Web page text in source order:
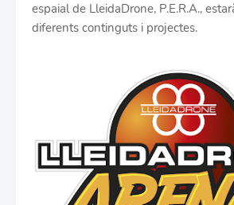
espaial de LleidaDrone, P.E.R.A.,
diferents continguts i projectes.